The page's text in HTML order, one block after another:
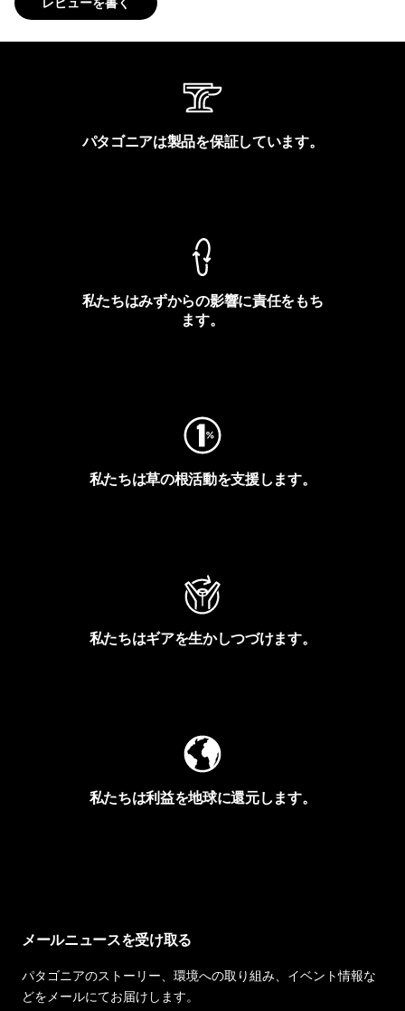
パタゴニアは製品を保証しています。
私たちはみずからの影響に責任をもち
ます。
私たちは草の根活動を支援します。
私たちはギアを生かしつづけます。
私たちは利益を地球に還元します。
メールニュースを受け取る
パタゴニアのストーリー、環境への取り組み、イベント情報な
どをメールにてお届けします。